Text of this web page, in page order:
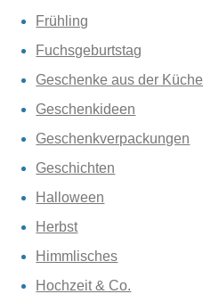
Frühling
Fuchsgeburtstag
Geschenke aus der Küche
Geschenkideen
Geschenkverpackungen
Geschichten
Halloween
Herbst
Himmlisches
Hochzeit & Co.